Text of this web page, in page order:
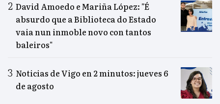
David Amoedo e Mariña López: "É
absurdo que a Biblioteca do Estado
vaia nun inmoble novo con tantos
baleiros"
Noticias de Vigo en 2 minutos: jueves 6
de agosto